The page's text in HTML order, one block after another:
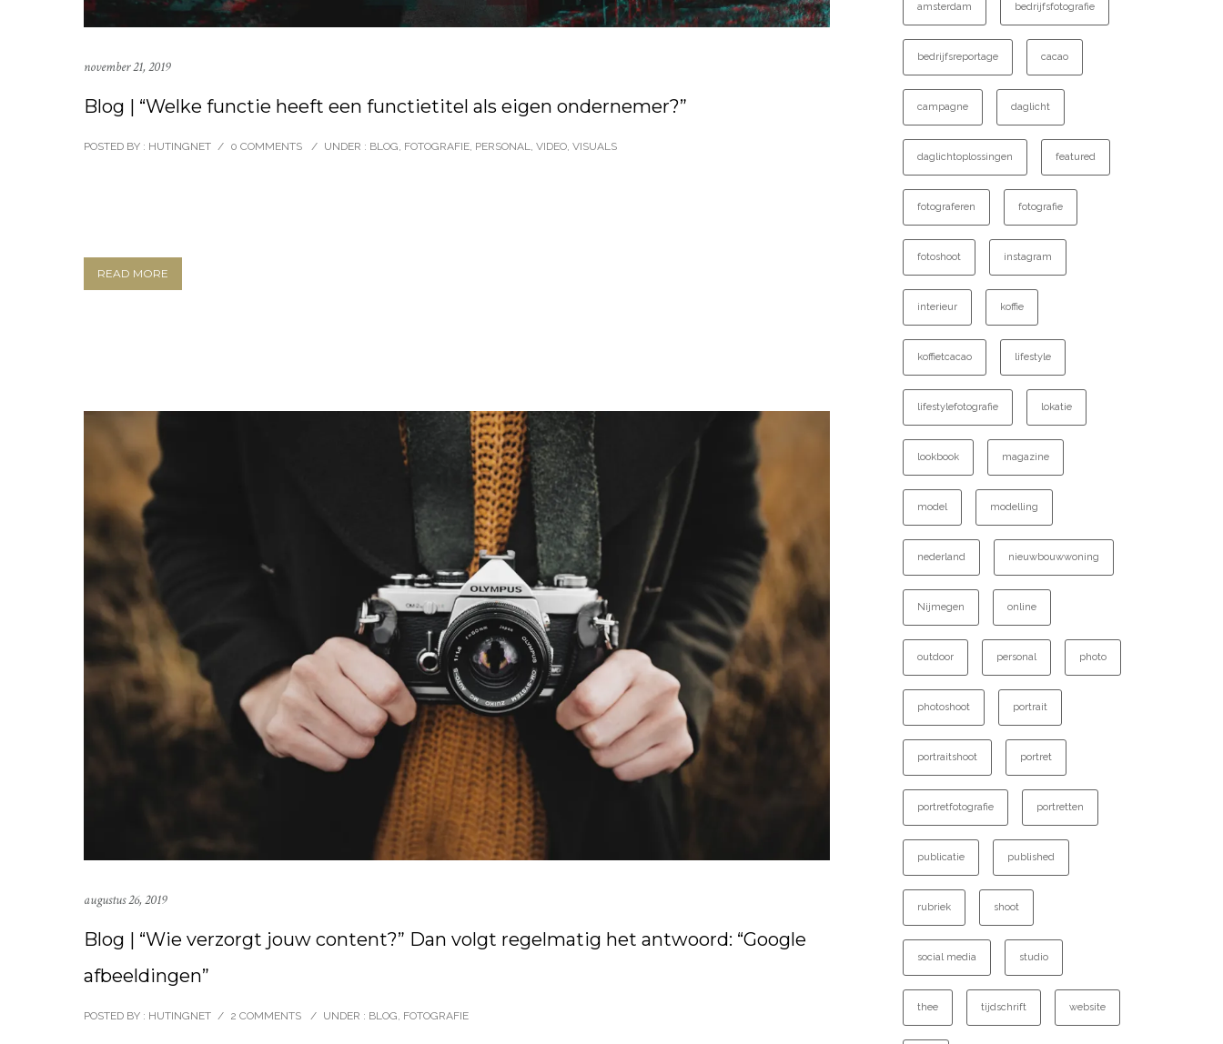
november 21, 2019
Blog | “Welke functie heeft een functietitel als eigen ondernemer?”
POSTED BY : HUTINGNET / 0 COMMENTS / UNDER : BLOG FOTOGRAFIE PERSONAL VIDEO VISUALS
READ MORE
augustus 26, 2019
Blog | “Wie verzorgt jouw content?” Dan volgt regelmatig het antwoord: “Google
afbeeldingen”
POSTED BY : HUTINGNET / 2 COMMENTS / UNDER : BLOG, FOTOGRAFIE
amsterdam bedrijfsfotografie
bedrijfsreportage cacao
campagne daglicht
daglichtoplossingen featured
fotograferen fotografie
fotoshoot instagram
interieur koffie
koffietcacao lifestyle
lifestylefotografie lokatie
lookbook magazine
model modelling
nederland nieuwbouwwoning
Nijmegen online
outdoor personal photo
photoshoot portrait
portraitshoot portret
portretfotografie portretten
publicatie published
rubriek shoot
social media studio
thee tijdschrift website